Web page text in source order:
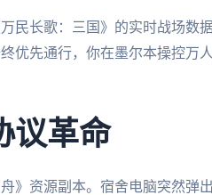
民长歌：三国》的实时战场数
优先通行，你在墨尔本操控万
议革命
》资源副本。宿舍电脑突然弹